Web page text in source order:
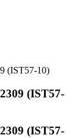
(IST57-10)
(IST57-
(IST57-